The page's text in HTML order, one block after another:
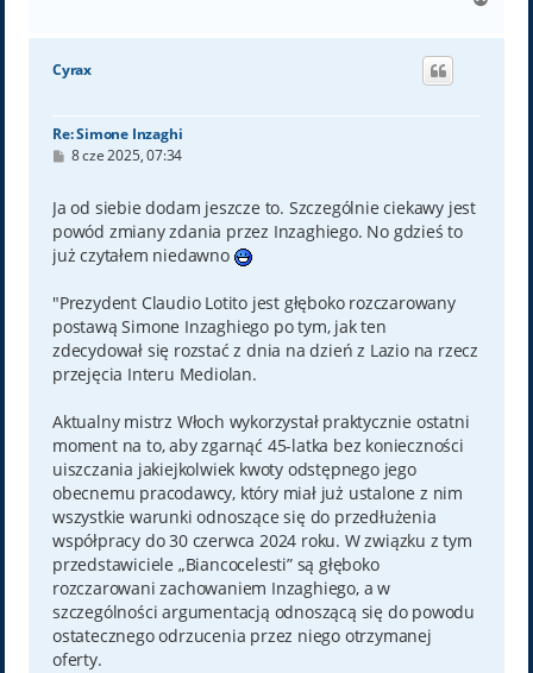
g
Cyrax
Re: Simone Inzaghi
P
t
8 cze 2025, 07:34
Ja od siebie dodam jeszcze to. Szczególnie ciekawy jest
powód zmiany zdania przez Inzaghiego. No gdzieś to
już czytałem niedawno
"Prezydent Claudio Lotito jest głęboko rozczarowany
postawą Simone Inzaghiego po tym, jak ten
zdecydował się rozstać z dnia na dzień z Lazio na rzecz
przejęcia Interu Mediolan.
Aktualny mistrz Włoch wykorzystał praktycznie ostatni
moment na to, aby zgarnąć 45-latka bez konieczności
uiszczania jakiejkolwiek kwoty odstępnego jego
obecnemu pracodawcy, który miał już ustalone z nim
wszystkie warunki odnoszące się do przedłużenia
współpracy do 30 czerwca 2024 roku. W związku z tym
przedstawiciele „Biancocelesti” są głęboko
rozczarowani zachowaniem Inzaghiego, a w
szczególności argumentacją odnoszącą się do powodu
ostatecznego odrzucenia przez niego otrzymanej
oferty.